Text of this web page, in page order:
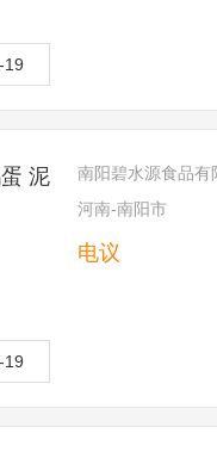
19
电议
泥
南阳碧水源食品有
河南-南阳市
19